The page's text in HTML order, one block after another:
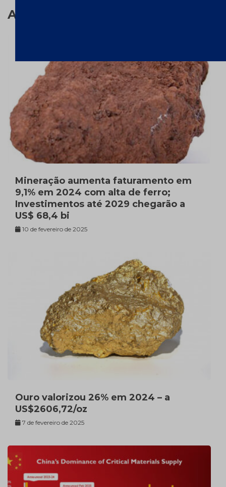
Assuntos relacionados
Mineração aumenta faturamento em
9,1% em 2024 com alta de ferro;
Investimentos até 2029 chegarão a
US$ 68,4 bi
10 de fevereiro de 2025
Ouro valorizou 26% em 2024 – a
US$2606,72/oz
7 de fevereiro de 2025